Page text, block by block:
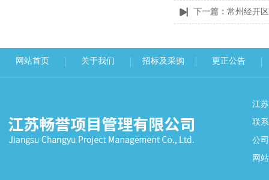
下一篇： 常州经开
网站首页 关于我们 招标及采购 更正公告
江
联
公
网